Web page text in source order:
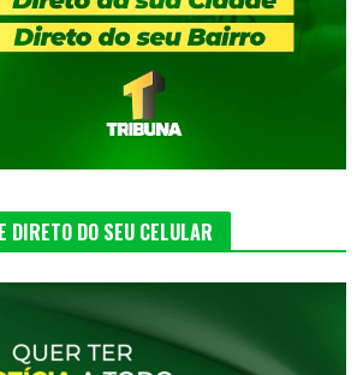
DIRETO DO SEU CELULAR